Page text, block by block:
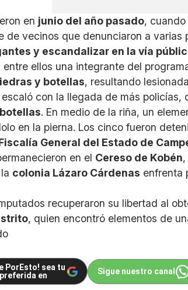
en junio del año pasado,
de vecinos que denunciaron a varias
y escandalizar en la vía
entre ellos una integrante del
y botellas, resultando
con la llegada de más policías,
. En medio de la riña, un
en la pierna. Los cinco fueron
General del Estado de
en el Cereso de Kobén
colonia Lázaro Cárdenas enfrenta
recuperaron su libertad al
, quien encontró elementos de
PorEsto! sea tu
en
Sigue nuestro canal